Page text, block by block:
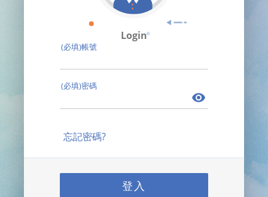
Login
(必填)帳號
(必填)密碼
忘記密碼?
登入